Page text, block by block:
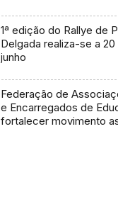
1ª edição do Rallye de
Delgada realiza-se a 20
junho
Federação de
e Encarregados de
fortalecer movimento